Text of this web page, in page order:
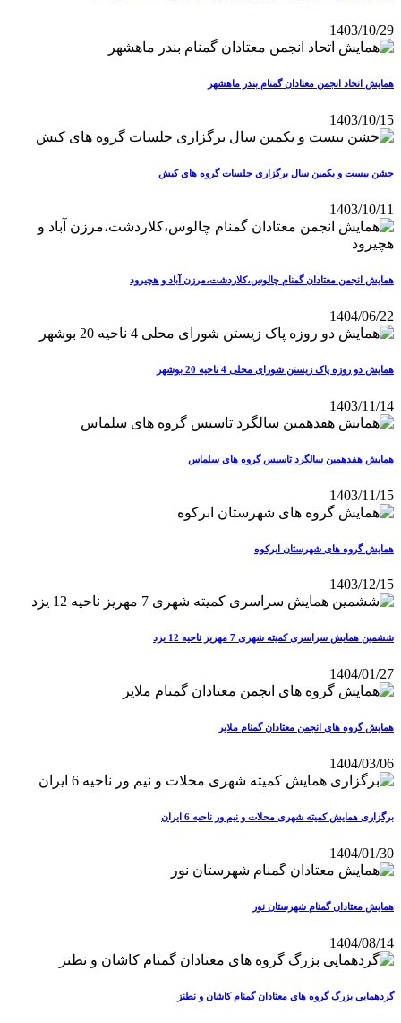
1403/10/29
همایش اتحاد انجمن معتادان گمنام بندر ماهشهر
1403/10/15
جشن بیست و یکمین سال برگزاری جلسات گروه های کیش
1403/10/11
همایش انجمن معتادان گمنام چالوس،کلاردشت،مرزن آباد و هچیرود
1404/06/22
همایش دو روزه پاک زیستن شورای محلی 4 ناحیه 20 بوشهر
1403/11/14
همایش هفدهمین سالگرد تاسیس گروه های سلماس
1403/11/15
همایش گروه های شهرستان ابرکوه
1403/12/15
ششمین همایش سراسری کمیته شهری 7 مهریز ناحیه 12 یزد
1404/01/27
همایش گروه های انجمن معتادان گمنام ملایر
1404/03/06
برگزاری همایش کمیته شهری محلات و نیم ور ناحیه 6 ایران
1404/01/30
همایش معتادان گمنام شهرستان نور
1404/08/14
گردهمایی بزرگ گروه های معتادان گمنام کاشان و نطنز